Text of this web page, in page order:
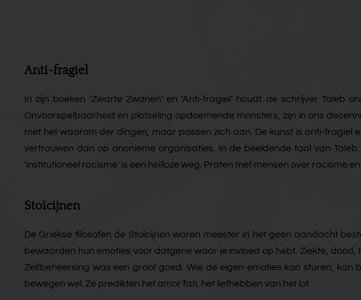
Anti-fragiel
In zijn boeken 'Zwarte Zwanen' en 'Anti-fragiel' houdt de schrijver Taleb
Onvoorspelbaarheid en plotseling opdoemende monsters, zijn in ons
met het waarom der dingen, maar passen zich aan. De kunst is anti-fragiel
vertrouwen dan op anonieme organisaties. In de beeldende taal van
'institutioneel racisme' is een heilloze weg. Praten met mensen over racisme
Stoïcijnen
De Griekse filosofen de Stoïcijnen waren meester in het geen aandacht
bewaarden hun emoties voor datgene waar je invloed op hebt. Ziekte,
Zelfbeheersing was een groot goed. Wie de eigen emoties kan sturen,
bewegen wel. Ze predikten het amor fati; het liefhebben van het lot.